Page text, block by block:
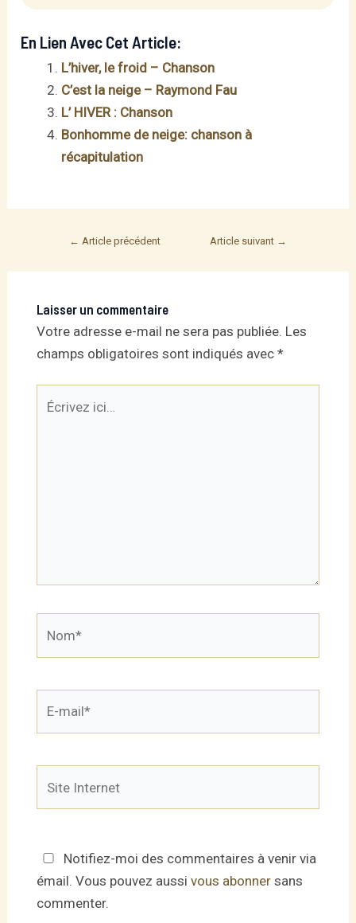
En Lien Avec Cet Article:
L’hiver, le froid – Chanson
C’est la neige – Raymond Fau
L’ HIVER : Chanson
Bonhomme de neige: chanson à
récapitulation
Post
← Article précédent Article suivant →
Laisser un commentaire
Votre adresse e-mail ne sera pas publiée. Les
champs obligatoires sont indiqués avec *
Internet
Notifiez-moi des commentaires à venir via
émail. Vous pouvez aussi vous abonnersans
commenter.